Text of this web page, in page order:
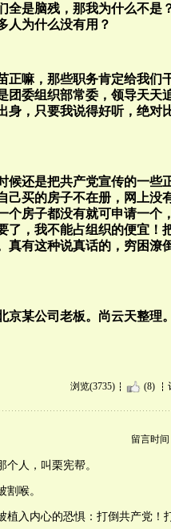
全是脑残，那我为什么不是
人为什么没有用？
正嘛，那些职务肯定给我们
团委组织部常委，领导天天
身，只要我说得好听，绝对
候还是把共产党宣传的一些
己买的房子不在册，网上没
个房子都没有就可申请一个
了，我不能占组织的便宜！
真有这种说真话的，穷困潦
某公司老板。尚云天整理
浏览(3735) (8)
留言时间
人，叫栗宪帮。
割喉。
植入内心的恐惧：打倒共产党！